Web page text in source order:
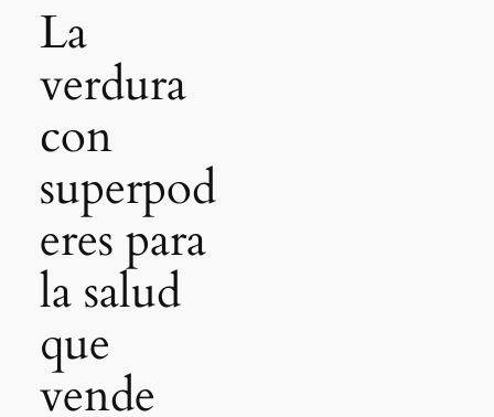
La
verdura
con
superpod
eres para
la salud
que
vende